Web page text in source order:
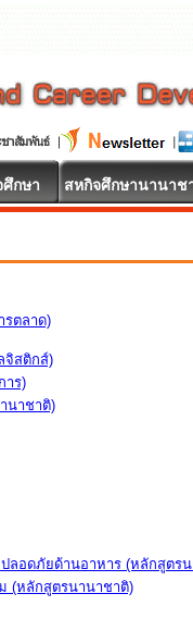
กษา สหกิจศึกษานานาช
รตลาด)
จิสติกส์)
าร)
นาชาติ)
ลอดภัยด้านอาหาร (หลักสูตร
(หลักสูตรนานาชาติ)